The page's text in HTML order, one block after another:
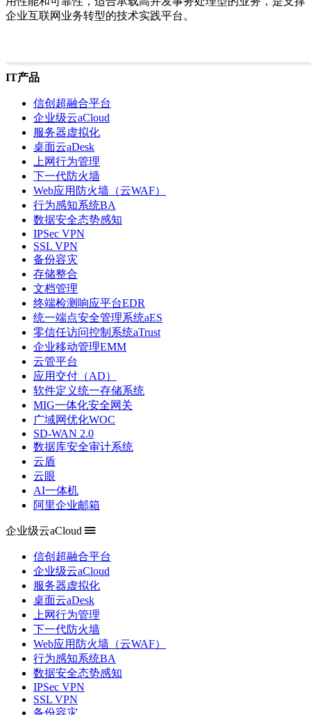
企业互联网业务转型的技术实践平台。
IT产品
信创超融合平台
企业级云aCloud
服务器虚拟化
桌面云aDesk
上网行为管理
下一代防火墙
Web应用防火墙（云WAF）
行为感知系统BA
数据安全态势感知
IPSec VPN
SSL VPN
备份容灾
存储整合
文档管理
终端检测响应平台EDR
统一端点安全管理系统aES
零信任访问控制系统aTrust
企业移动管理EMM
云管平台
应用交付（AD）
软件定义统一存储系统
MIG一体化安全网关
广域网优化WOC
SD-WAN 2.0
数据库安全审计系统
云盾
云眼
AI一体机
阿里企业邮箱
企业级云aCloud
信创超融合平台
企业级云aCloud
服务器虚拟化
桌面云aDesk
上网行为管理
下一代防火墙
Web应用防火墙（云WAF）
行为感知系统BA
数据安全态势感知
IPSec VPN
SSL VPN
备份容灾